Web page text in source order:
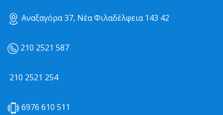
Αναξαγόρα 37, Νέα Φιλαδέλφεια 143 42
210 2521 587
210 2521 254
6976 610 511